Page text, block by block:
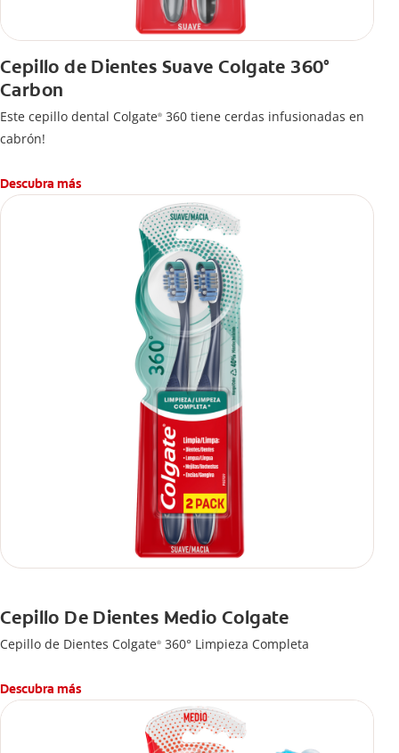
Cepillo de Dientes Suave Colgate 360°
Carbon
Este cepillo dental Colgate® 360 tiene cerdas infusionadas en
cabrón!
Descubra más
Cepillo De Dientes Medio Colgate
Cepillo de Dientes Colgate® 360° Limpieza Completa
Descubra más